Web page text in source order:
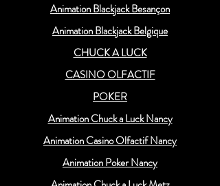
Animation Blackjack Besançon
Animation Blackjack Belgique
CHUCK A LUCK
CASINO OLFACTIF
POKER
Animation Chuck a Luck Nancy
Animation Casino Olfactif Nancy
Animation Poker Nancy